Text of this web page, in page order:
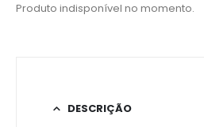
Produto indisponível no momento.
DESCRIÇÃO